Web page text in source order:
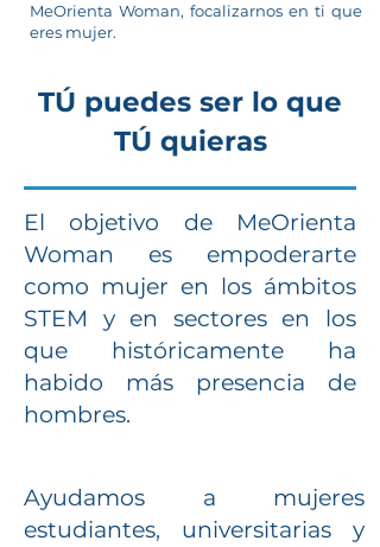
MeOrienta Woman, focalizarnos en ti que
eres mujer.
TÚ puedes ser lo que
TÚ quieras
El objetivo de MeOrienta
Woman es empoderarte
como mujer en los ámbitos
STEM y en sectores en los
que históricamente ha
habido más presencia de
hombres.
Ayudamos a mujeres
estudiantes, universitarias y